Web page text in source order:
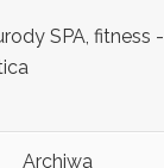
SPA, fitness -
Archiwa